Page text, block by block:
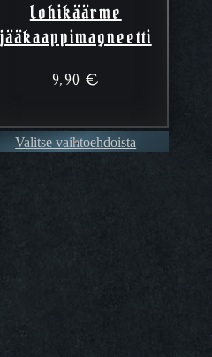
Lohikäärme
jääkaappimagneetti
9,90€
Valitse vaihtoehdoista